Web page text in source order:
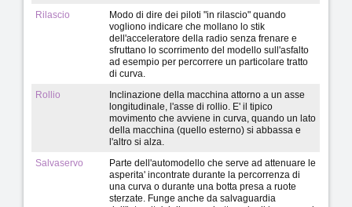
Rilascio
Modo di dire dei piloti "in rilascio" quando
vogliono indicare che mollano lo stik
dell'acceleratore della radio senza frenare e
sfruttano lo scorrimento del modello sull'asfalto
ad esempio per percorrere un particolare tratto
di curva.
Rollio
Inclinazione della macchina attorno a un asse
longitudinale, l'asse di rollio. E' il tipico
movimento che avviene in curva, quando un lato
della macchina (quello esterno) si abbassa e
l'altro si alza.
Salvaservo
Parte dell'automodello che serve ad attenuare le
asperita' incontrate durante la percorrenza di
una curva o durante una botta presa a ruote
sterzate. Funge anche da salvaguardia